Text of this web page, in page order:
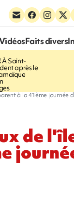
Faits divers
À Saint-
après le
à la 41ème journée
de